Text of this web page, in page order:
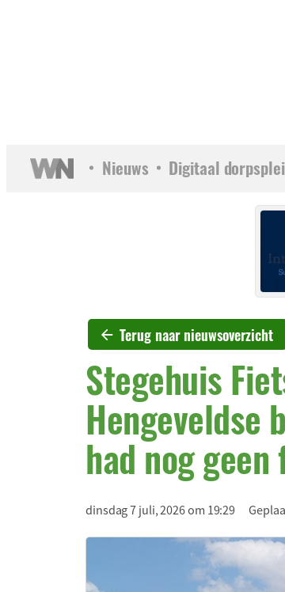
Nieuws Digitaal
Terug naar nieuwsoverzicht
Stegehuis
Hengeveldse
had nog
dinsdag 7 juli, 2026 om 19:29